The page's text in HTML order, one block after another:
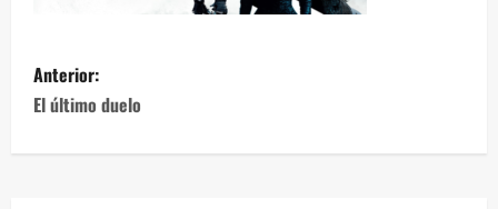
Anterior:
El último duelo